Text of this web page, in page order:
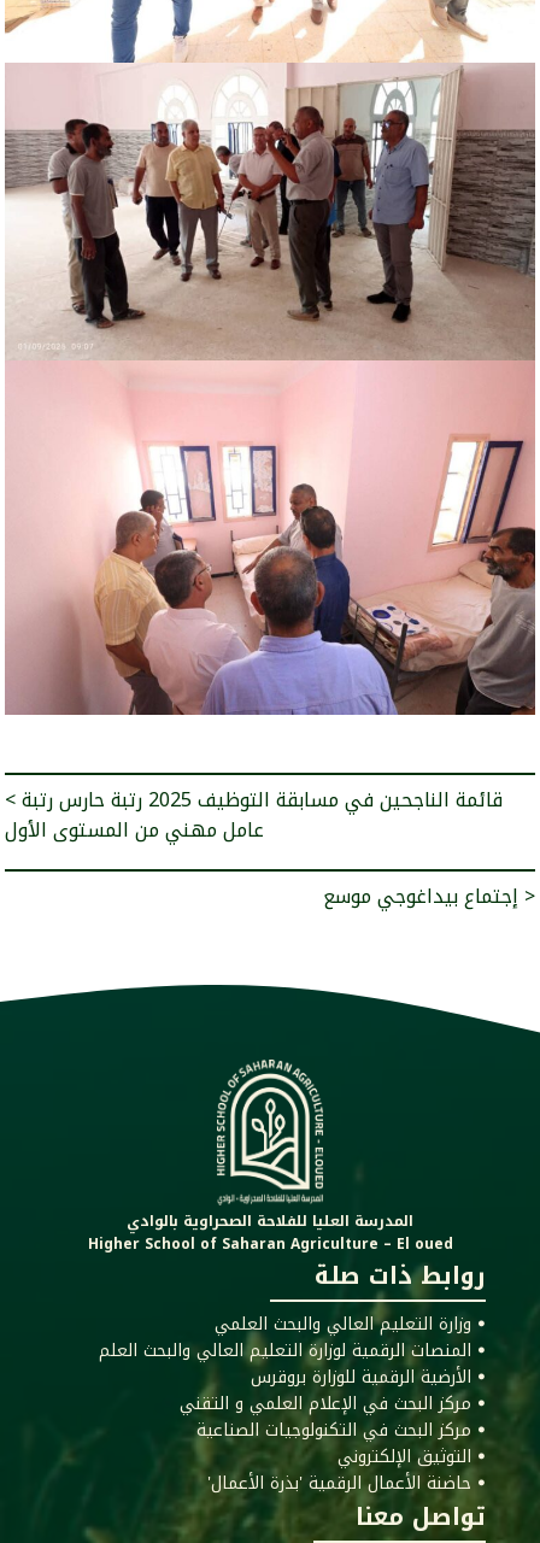
< قائمة الناجحين في مسابقة التوظيف 2025 رتبة حارس رتبة
عامل مهني من المستوى الأول
إجتماع بيداغوجي موسع >
المدرسة العليا للفلاحة الصحراوية بالوادي
Higher School of Saharan Agriculture – El oued
روابط ذات صلة
ꔷ وزارة التعليم العالي والبحث العلمي
ꔷ المنصات الرقمية لوزارة التعليم العالي والبحث العلم
ꔷ الأرضية الرقمية للوزارة بروقرس
ꔷ مركز البحث في الإعلام العلمي و التقني
ꔷ مركز البحث في التكنولوجيات الصناعية
ꔷ التوثيق الإلكتروني
ꔷ حاضنة الأعمال الرقمية 'بذرة الأعمال'
تواصل معنا